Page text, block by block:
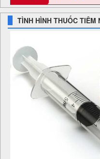
TÌNH HÌNH THUỐC TIÊM